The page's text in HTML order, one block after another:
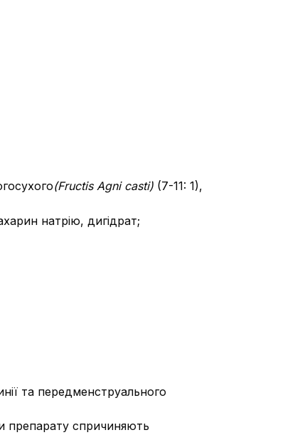
(FructisAgnicasti) (7-11: 1),
натрію, дигідрат;
та передменструального
препарату спричиняють